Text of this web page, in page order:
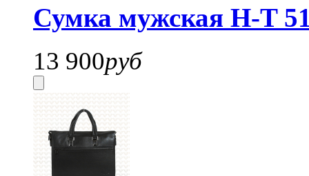
Сумка мужская H-T
13 900руб